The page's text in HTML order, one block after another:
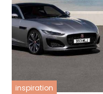
inspiration